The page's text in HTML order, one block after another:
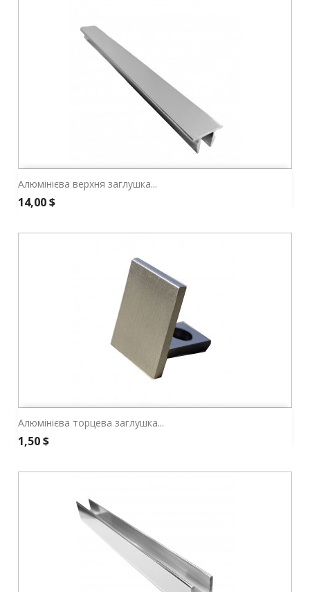
Алюмінієва верхня заглушка...
Ціна
14,00 $
Алюмінієва торцева заглушка...
Ціна
1,50 $